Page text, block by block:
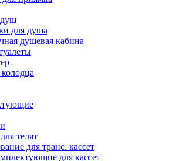
для душа
душевая кабина
телят
для транс. кассет
для кассет